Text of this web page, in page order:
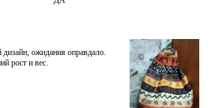
ожидания оправдало.
рост и вес.